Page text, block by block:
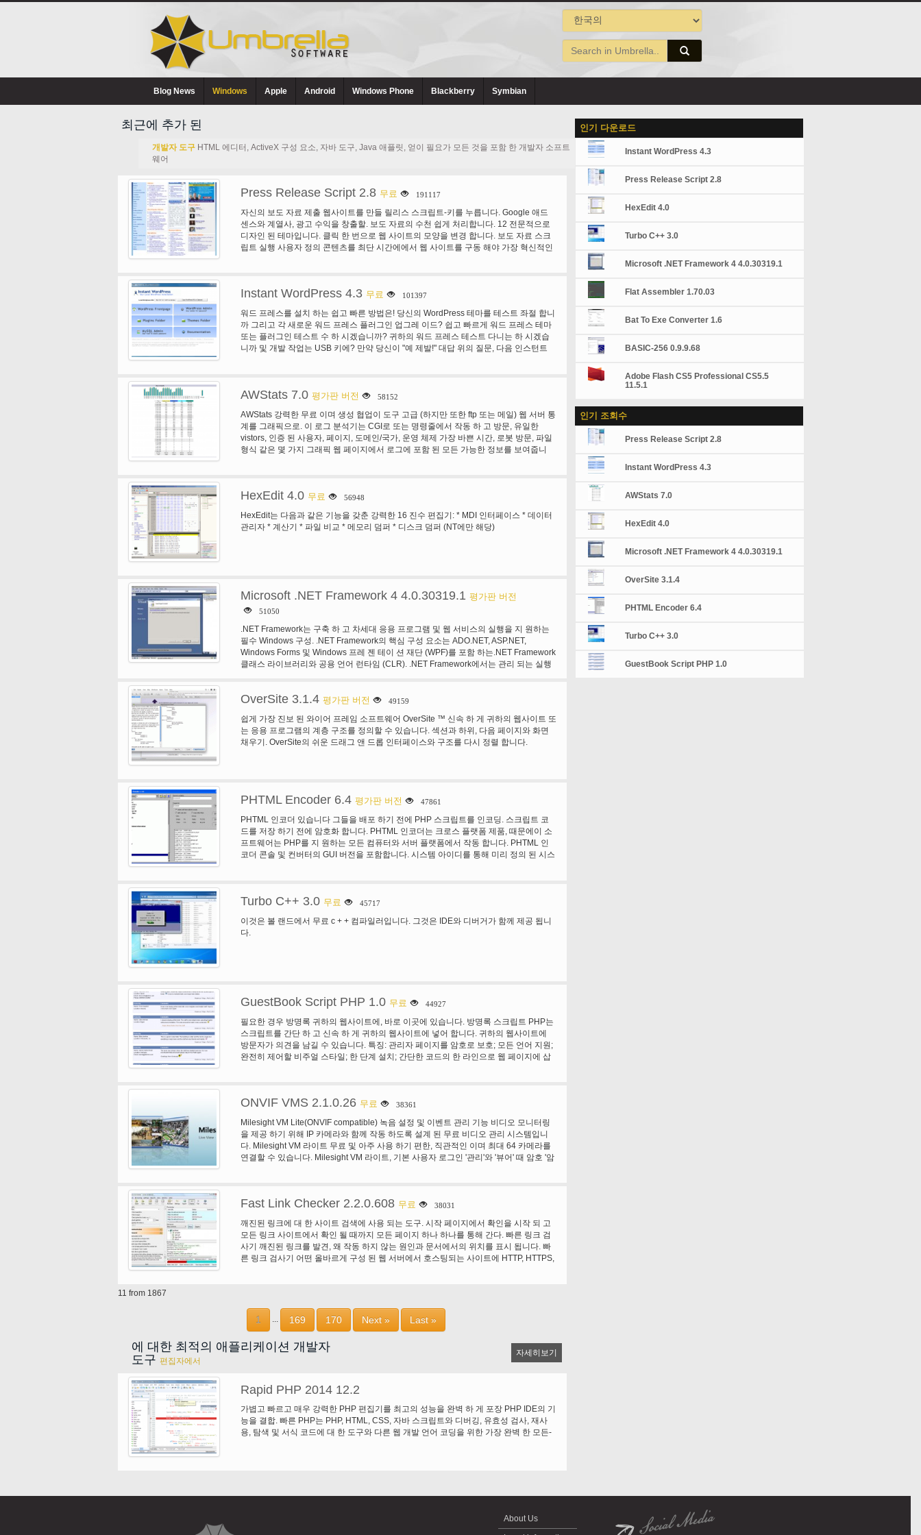
Blog News Windows Apple Android Windows Phone Blackberry Symbian
최근에 추가 된
개발자 도구 HTML 에디터, ActiveX 구성 요소, 자바 도구, Java 애플릿, 얻이 필요가 모든 것을 포함 한 개발자 소프트
웨어
Press Release Script 2.8 무료 191117
자신의 보도 자료 제출 웹사이트를 만들 릴리스 스크립트-키를 누릅니다. Google 애드
센스와 계열사, 광고 수익을 창출할. 보도 자료의 수천 쉽게 처리합니다. 12 전문적으로
디자인 된 테마입니다. 클릭 한 번으로 웹 사이트의 모양을 변경 합니다. 보도 자료 스크
립트 실행 사용자 정의 콘텐츠를 최단 시간에에서 웹 사이트를 구동 해야 가장 혁신적인
두를 표시할 수 있습니다: 보도 자료, 페이지, 섹션. 총 워크플로 관리입니다. 보도 자료
니다. 저자는 모든 인기 있는 브라우저에서 콘텐츠입니다. 보도 자료 사이트의
WYSIWYG 편집기는 인터넷 익스플로러, 모질라, 사파리와 오페라 같은 모든 웹 브라우
저와 작동합니다.
Instant WordPress 4.3 무료 101397
워드 프레스를 설치 하는 쉽고 빠른 방법은! 당신의 WordPress 테마를 테스트 좌절 합니
까 그리고 각 새로운 워드 프레스 플러그인 업그레 이드? 쉽고 빠르게 워드 프레스 테마
또는 플러그인 테스트 수 하 시겠습니까? 귀하의 워드 프레스 테스트 다니는 하 시겠습
니까 및 개발 작업는 USB 키에? 만약 당신이 "예 제발!" 대답 위의 질문, 다음 인스턴트
AWStats 7.0 평가판 버전 58152
AWStats 강력한 무료 이며 생성 협업이 도구 고급 (하지만 또한 ftp 또는 메일) 웹 서버 통
계를 그래픽으로. 이 로그 분석기는 CGI로 또는 명령줄에서 작동 하 고 방문, 유일한
vistors, 인증 된 사용자, 페이지, 도메인/국가, 운영 체제 가장 바쁜 시간, 로봇 방문, 파일
형식 같은 몇 가지 그래픽 웹 페이지에서 로그에 포함 된 모든 가능한 정보를 보여줍니
수 있습니다 그것은, 아파치 로그 파일 (NCSA 결합/XLF/엘 로그 형식 또는 일반/는 CLF
메일 로그). 프로그램은 또한 가상 서버, 플러그인과 기능을 많이 지원합니다. 특징 A 전
체 로그 분석 가능 AWStats 다음과 같은 정보를 표시 하려면: *의 방문 수와 고유 방문자
mod_deflate) 웹 * 운영 체제 사용 (페이지, 조회 수, 각 운영 체제에 대 한 KB 35 OS 감
지), * 브라우저 사용 (페이지, 히트, 각 브라우저에 대 한 KB 각 버전 (웹, Wap, 미디어 브
라우저: 97 브라우저, 이상의 450 browsers_phone.pm 라이브러리 파일을 사용 하는 경
우)* 로봇 (319 감지), 로봇의 방문 * 웜 공격 (5 벌레의 가족), * 검색 엔진과, keyphrases,
키워드 (가장 유명한 검색 엔진 야 후, 구글, 알타비스타, 등 같은 감지 되는 115), 귀하의
사이트를 찾는 데 사용 * HTTP 오류 (페이지 찾을 수 없습니다와 마지막 참조 자,...), *
url, url 매개 변수, miscellanous/마케팅 목적 referer 필드는 다른 맞춤된 보고서 * 여러
번 귀하의 사이트 "에 추가 즐겨찾기 북마크". * 스크린 크기 (인덱스 페이지에 일부
타임 리더, WMA 리더, PDF 리더 (인덱스 페이지에 일부 HTML 태그를 추가 하는 필요). *
클러스터 로드 균형된 서버 비율에 대 한 보고서입니다. AWStats는 또한 다음과 같은 기
능을 지원 합니다: * 많은 로그 포맷을 분석할 수 있습니다: 아파치 NCSA 로그 파일
(XLF/엘 프) 결합 또는 공통 (CLF), IIS 로그 파일 (W3C), WebStar 네이티브 로그 파일 및
다른 웹, 프록시, wap 또는 스트리밍 서버 로그 파일 (뿐만 아니라 ftp 또는 메일 로그 파
* 역방향 DNS 조회 전이나 분석 중DNS 캐시 파일을 지원 * IP 위치 (geoip 국가 데이터
데이터베이스 사용)에서 도시 검색 플러그인 * 미국에 대 한 플러그인 / 캐나다 지역, ISP
및/또는 조직 보고서 (비 무료 3 요구 제품, geoipregion, geoipisp 및 geoiporg 데이터베
이스) * 후이즈 링크 * 옵션/필터 및 플러그인을 많이 사용할 수 있습니다* 지원 다중 명명
된 웹 사이트 (가상 서버에 대 한 좋은 웹 호스팅 제공 업체), * 크로스 사이트 스크립팅 공
이지, 실험적인 PDF 내보내기, * 모양과 색상 귀하의 사이트 디자인을 일치 시킬 수 있습
HexEdit 4.0 무료 56948
HexEdit는 다음과 같은 기능을 갖춘 강력한 16 진수 편집기: * MDI 인터페이스 * 데이터
관리자 * 계산기 * 파일 비교 * 메모리 덤퍼 * 디스크 덤퍼 (NT에만 해당)
Microsoft .NET Framework 4 4.0.30319.1 평가판 버전
51050
.NET Framework는 구축 하 고 차세대 응용 프로그램 및 웹 서비스의 실행을 지 원하는
필수 Windows 구성. .NET Framework의 핵심 구성 요소는 ADO.NET, ASP.NET,
Windows Forms 및 Windows 프레 젠 테이 션 재단 (WPF)를 포함 하는.NET Framework
클래스 라이브러리와 공용 언어 런타임 (CLR). .NET Framework에서는 관리 되는 실행
OverSite 3.1.4 평가판 버전 49159
쉽게 가장 진보 된 와이어 프레임 소프트웨어 OverSite ™ 신속 하 게 귀하의 웹사이트 또
는 응용 프로그램의 계층 구조를 정의할 수 있습니다. 섹션과 하위, 다음 페이지와 화면
채우기. OverSite의 쉬운 드래그 앤 드롭 인터페이스와 구조를 다시 정렬 합니다.
PHTML Encoder 6.4 평가판 버전 47861
PHTML 인코더 있습니다 그들을 배포 하기 전에 PHP 스크립트를 인코딩. 스크립트 코
드를 저장 하기 전에 암호화 합니다. PHTML 인코더는 크로스 플랫폼 제품, 때문에이 소
프트웨어는 PHP를 지 원하는 모든 컴퓨터와 서버 플랫폼에서 작동 합니다. PHTML 인
코더 콘솔 및 컨버터의 GUI 버전을 포함합니다. 시스템 아이디를 통해 미리 정의 된 시스
Turbo C++ 3.0 무료 45717
이것은 볼 랜드에서 무료 c + + 컴파일러입니다. 그것은 IDE와 디버거가 함께 제공 됩니
다.
GuestBook Script PHP 1.0 무료 44927
필요한 경우 방명록 귀하의 웹사이트에, 바로 이곳에 있습니다. 방명록 스크립트 PHP는
스크립트를 간단 하 고 신속 하 게 귀하의 웹사이트에 넣어 합니다. 귀하의 웹사이트에
방문자가 의견을 남길 수 있습니다. 특징: 관리자 페이지를 암호로 보호; 모든 언어 지원;
완전히 제어할 비주얼 스타일; 한 단계 설치; 간단한 코드의 한 라인으로 웹 페이지에 삽
을 나열; 전에 의견/피드백을 승인 이메일 주소를 모든 새 항목 알림을; 보내질 것 이다 이
ONVIF VMS 2.1.0.26 무료 38361
Milesight VM Lite(ONVIF compatible) 녹음 설정 및 이벤트 관리 기능 비디오 모니터링
을 제공 하기 위해 IP 카메라와 함께 작동 하도록 설계 된 무료 비디오 관리 시스템입니
다. Milesight VM 라이트 무료 및 아주 사용 하기 편한, 직관적인 이며 최대 64 카메라를
연결할 수 있습니다. Milesight VM 라이트, 기본 사용자 로그인 '관리'와 '뷰어' 때 암호 '암
Fast Link Checker 2.2.0.608 무료 38031
깨진된 링크에 대 한 사이트 검색에 사용 되는 도구. 시작 페이지에서 확인을 시작 되 고
모든 링크 사이트에서 확인 될 때까지 모든 페이지 하나 하나를 통해 간다. 빠른 링크 검
사기 깨진된 링크를 발견, 왜 작동 하지 않는 원인과 문서에서의 위치를 표시 됩니다. 빠
른 링크 검사기 어떤 올바르게 구성 된 웹 서버에서 호스팅되는 사이트에 HTTP, HTTPS,
11 from 1867
1 169 170 Next » Last »
에 대한 최적의 애플리케이션 개발자
도구 편집자에서
자세히보기
Rapid PHP 2014 12.2
가볍고 빠르고 매우 강력한 PHP 편집기를 최고의 성능을 완벽 하 게 포장 PHP IDE의 기
능을 결합. 빠른 PHP는 PHP, HTML, CSS, 자바 스크립트와 디버깅, 유효성 검사, 재사
용, 탐색 및 서식 코드에 대 한 도구와 다른 웹 개발 언어 코딩을 위한 가장 완벽 한 모든-
및 바꾸기 파일; 다중 항목 클립보드; U t F-8 유니코드 지원; 맞춤법 검사; 코드 조각 라이
인기 다운로드
Instant WordPress 4.3
Press Release Script 2.8
HexEdit 4.0
Turbo C++ 3.0
Microsoft .NET Framework 4 4.0.30319.1
Flat Assembler 1.70.03
Bat To Exe Converter 1.6
BASIC-256 0.9.9.68
Adobe Flash CS5 Professional CS5.5
11.5.1
인기 조회수
Press Release Script 2.8
Instant WordPress 4.3
AWStats 7.0
HexEdit 4.0
Microsoft .NET Framework 4 4.0.30319.1
OverSite 3.1.4
PHTML Encoder 6.4
Turbo C++ 3.0
GuestBook Script PHP 1.0
About Us